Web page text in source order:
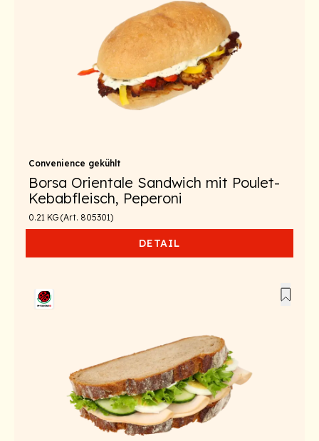
Convenience gekühlt
Borsa Orientale Sandwich mit Poulet-
Kebabfleisch, Peperoni
0.21 KG (Art. 805301)
DETAIL